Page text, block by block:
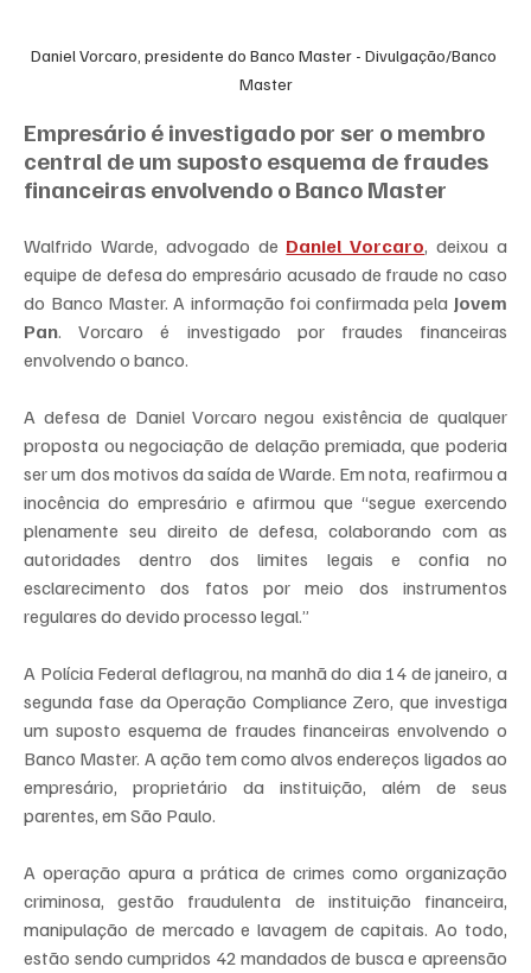
Daniel Vorcaro, presidente do Banco Master - Divulgação/Banco
Master
Empresário é investigado por ser o membro
central de um suposto esquema de fraudes
financeiras envolvendo o Banco Master
Walfrido Warde, advogado de Daniel Vorcaro, deixou a
equipe de defesa do empresário acusado de fraude no caso
do Banco Master. A informação foi confirmada pela Jovem
Pan. Vorcaro é investigado por fraudes financeiras
envolvendo o banco.
A defesa de Daniel Vorcaro negou existência de qualquer
proposta ou negociação de delação premiada, que poderia
ser um dos motivos da saída de Warde. Em nota, reafirmou a
inocência do empresário e afirmou que “segue exercendo
plenamente seu direito de defesa, colaborando com as
autoridades dentro dos limites legais e confia no
esclarecimento dos fatos por meio dos instrumentos
regulares do devido processo legal.”
A Polícia Federal deflagrou, na manhã do dia 14 de janeiro, a
segunda fase da Operação Compliance Zero, que investiga
um suposto esquema de fraudes financeiras envolvendo o
Banco Master. A ação tem como alvos endereços ligados ao
empresário, proprietário da instituição, além de seus
parentes, em São Paulo.
A operação apura a prática de crimes como organização
criminosa, gestão fraudulenta de instituição financeira,
manipulação de mercado e lavagem de capitais. Ao todo,
estão sendo cumpridos 42 mandados de busca e apreensão